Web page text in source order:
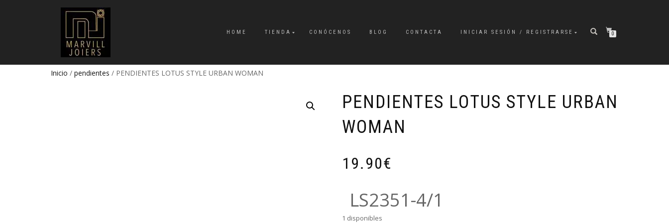
HOME TIENDA CONÓCENOS BLOG CONTACTA INICIAR SESIÓN / REGISTRARSE 0
Inicio / pendientes / PENDIENTES LOTUS STYLE URBAN WOMAN
PENDIENTES LOTUS STYLE URBAN
WOMAN
19.90€
LS2351-4/1
1 disponibles